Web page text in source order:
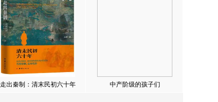
走出秦制：清末民初六十年 中产阶级的孩子们